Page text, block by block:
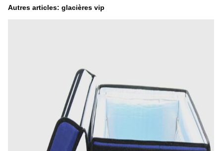
Autres articles: glacières vip